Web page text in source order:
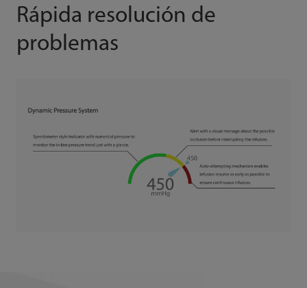
Rápida resolución de
problemas